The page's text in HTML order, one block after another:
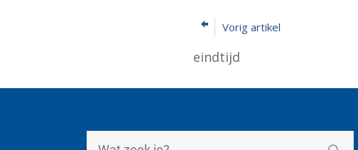
Vorig artikel
eindtijd